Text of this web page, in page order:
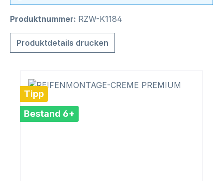
Produktnummer: RZW-K1184
Produktdetails drucken
Tipp
Bestand 6+